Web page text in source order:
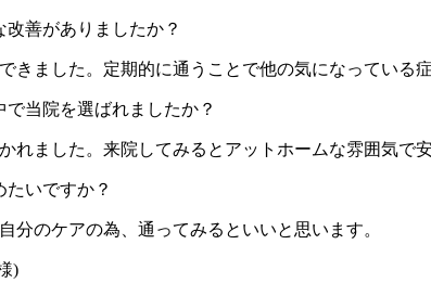
善がありましたか？
きました。定期的に通うことで他の気になっている
当院を選ばれましたか？
れました。来院してみるとアットホームな雰囲気で
いですか？
分のケアの為、通ってみるといいと思います。
)